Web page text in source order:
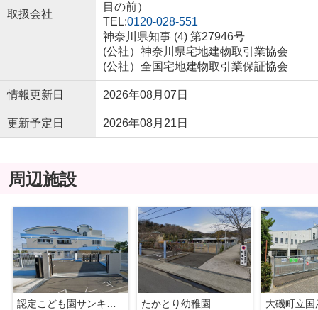
取扱会社
目の前）
TEL:0120-028-551
神奈川県知事 (4) 第27946号
(公社）神奈川県宅地建物取引業協会
(公社）全国宅地建物取引業保証協会
情報更新日 2026年08月07日
更新予定日 2026年08月21日
周辺施設
たかとり幼稚園
大磯町立国